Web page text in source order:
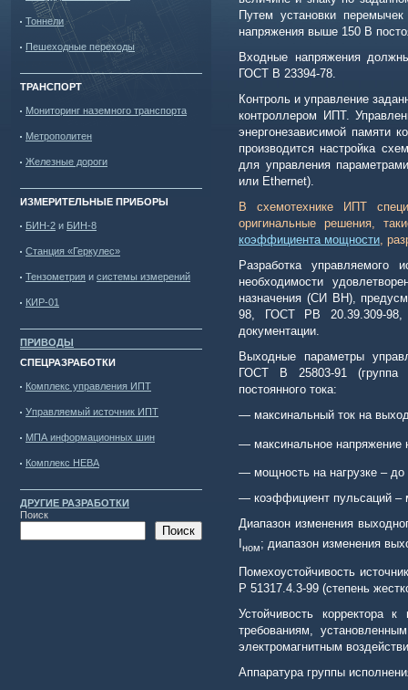
Тоннели
Пешеходные переходы
ТРАНСПОРТ
Мониторинг наземного транспорта
Метрополитен
Железные дороги
ИЗМЕРИТЕЛЬНЫЕ ПРИБОРЫ
БИН-2 и БИН-8
Станция «Геркулес»
Тензометрия и системы измерений
КИР-01
ПРИВОДЫ
СПЕЦРАЗРАБОТКИ
Комплекс управления ИПТ
Управляемый источник ИПТ
МПА информационных шин
Комплекс НЕВА
ДРУГИЕ РАЗРАБОТКИ
Поиск
Поиск
Путем установки
напряжения выше 150 В
Входные напряжения
ГОСТ В 23394-78.
Контроль и управление
контроллером ИПТ.
энергонезависимой памяти
производится настройка
для управления
или Ethernet).
В схемотехнике ИПТ
оригинальные решения,
коэффициента мощности,
Разработка управляемого
необходимости
назначения (СИ ВН),
98, ГОСТ РВ 20.39.309-98,
документации.
Выходные параметры
ГОСТ В 25803-91 (группа
постоянного тока:
— максинальный ток на
— максинальное
— мощность на нагрузке –
— коэффициент пульсаций –
Диапазон изменения
ном; диапазон изменения
Помехоустойчивость
Р 51317.4.3-99 (степень
Устойчивость корректора
требованиям,
электромагнитным
Аппаратура группы